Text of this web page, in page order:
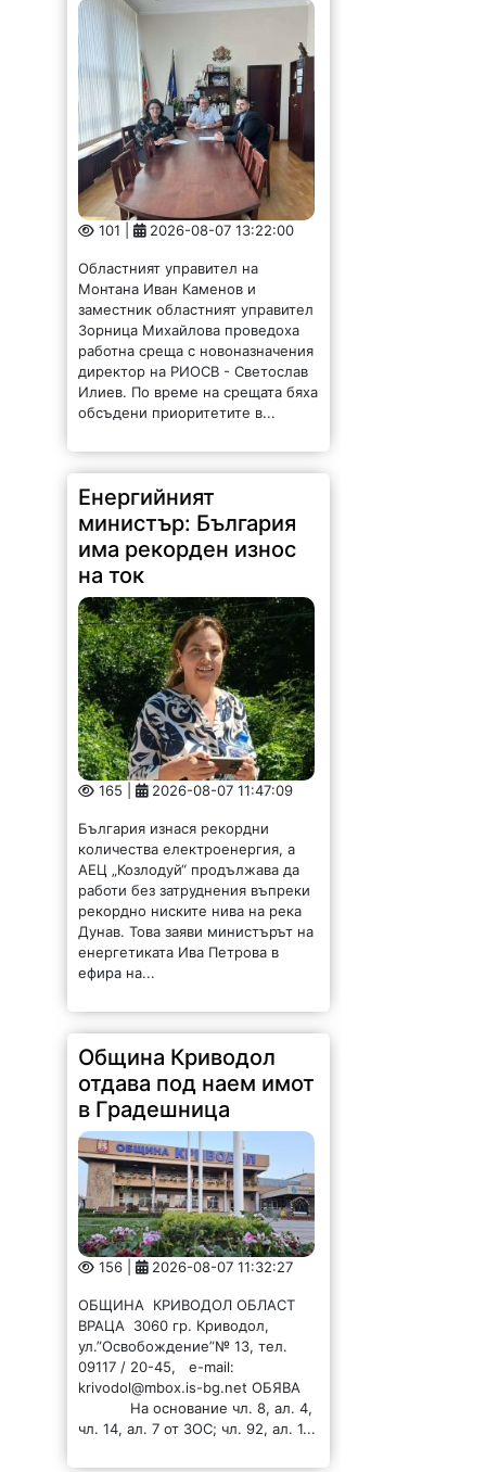
101 | 2026-08-07 13:22:00
Монтана Иван Каменов и
заместник областният управител
Зорница Михайлова проведоха
работна среща с новоназначения
директор на РИОСВ - Светослав
Илиев. По време на срещата бяха
обсъдени приоритетите в...
Енергийният
министър: България
има рекорден износ
на ток
165 | 2026-08-07 11:47:09
количества електроенергия, а
АЕЦ „Козлодуй“ продължава да
работи без затруднения въпреки
рекордно ниските нива на река
Дунав. Това заяви министърът на
енергетиката Ива Петрова в
ефира на...
Община Криводол
отдава под наем имот
в Градешница
156 | 2026-08-07 11:32:27
ВРАЦА 3060 гр. Криводол,
ул.”Освобождение”№ 13, тел.
09117 / 20-45, e-mail:
krivodol@mbox.is-bg.net ОБЯВА
На основание чл. 8, ал. 4,
чл. 14, ал. 7 от ЗОС; чл. 92, ал. 1...